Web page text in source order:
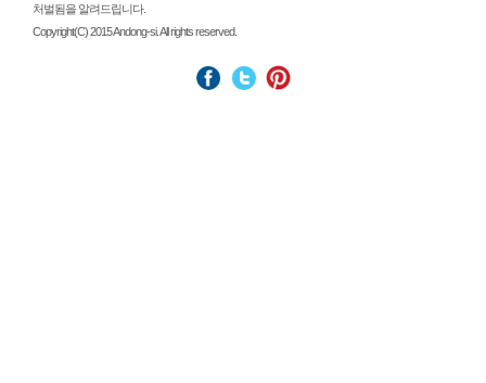
처벌됨을 알려드립니다.
Copyright(C) 2015 Andong-si. All rights reserved.